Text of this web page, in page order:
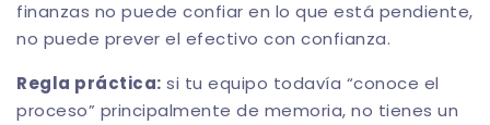
finanzas no puede confiar en lo que está pendiente,
no puede prever el efectivo con confianza.
Regla práctica: si tu equipo todavía “conoce el
proceso” principalmente de memoria, no tienes un